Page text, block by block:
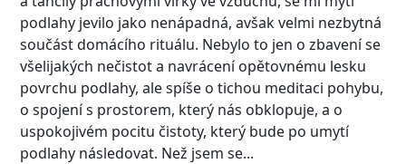
podlahy jevilo jako nenápadná, avšak velmi nezbytná
součást domácího rituálu. Nebylo to jen o zbavení se
všelijakých nečistot a navrácení opětovnému lesku
povrchu podlahy, ale spíše o tichou meditaci pohybu,
o spojení s prostorem, který nás obklopuje, a o
uspokojivém pocitu čistoty, který bude po umytí
podlahy následovat. Než jsem se...